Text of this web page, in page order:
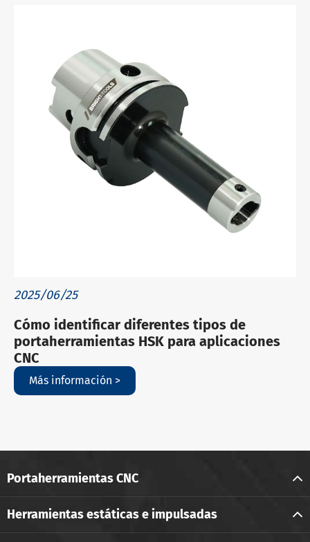
2025/06/25
Cómo identificar diferentes tipos de
portaherramientas HSK para aplicaciones
CNC
Más información >
Portaherramientas CNC
Herramientas estáticas e impulsadas